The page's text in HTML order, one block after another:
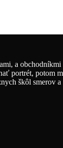
a
portrét,
škôl